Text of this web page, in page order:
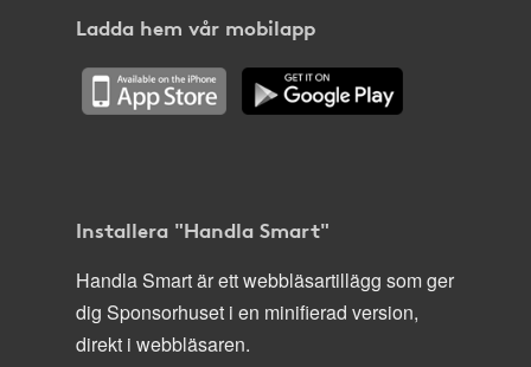
Ladda hem vår mobilapp
Installera "Handla Smart"
Handla Smart är ett webbläsartillägg som ger
dig Sponsorhuset i en minifierad version,
direkt i webbläsaren.